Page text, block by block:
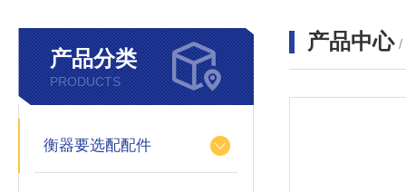
产品分类
PRODUCTS
衡器要选配配件
产品中心 /